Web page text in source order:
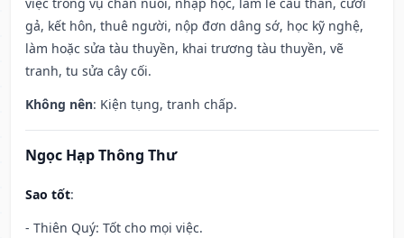
gả, kết hôn, thuê người, nộp đơn dâng sớ, học kỹ nghệ,
làm hoặc sửa tàu thuyền, khai trương tàu thuyền, vẽ
tranh, tu sửa cây cối.
Không nên: Kiện tụng, tranh chấp.
Ngọc Hạp Thông Thư
Sao tốt:
- Thiên Quý: Tốt cho mọi việc.